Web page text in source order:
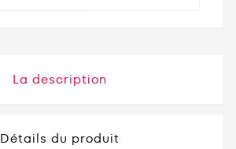
La description
Détails du produit